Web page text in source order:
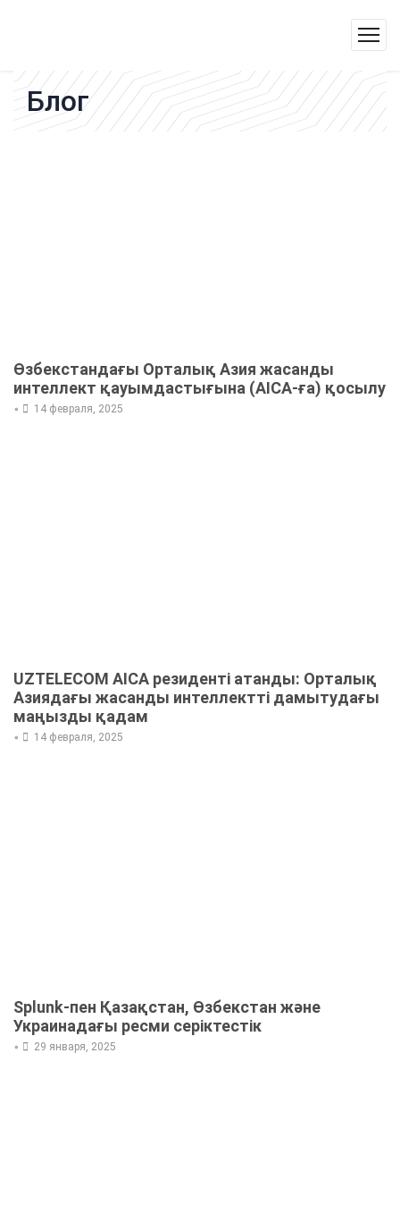
Блог
Өзбекстандағы Орталық Азия жасанды
интеллект қауымдастығына (AICA-ға) қосылу
• 14 февраля, 2025
UZTELECOM AICA резиденті атанды: Орталық
Азиядағы жасанды интеллектті дамытудағы
маңызды қадам
• 14 февраля, 2025
Splunk-пен Қазақстан, Өзбекстан және
Украинадағы ресми серіктестік
• 29 января, 2025